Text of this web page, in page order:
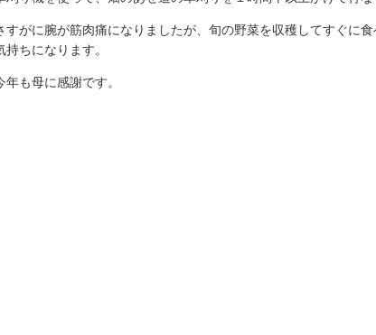
すがに腕が筋肉痛になりましたが、旬の野菜を収穫してすぐに
持ちになります。
年も母に感謝です。